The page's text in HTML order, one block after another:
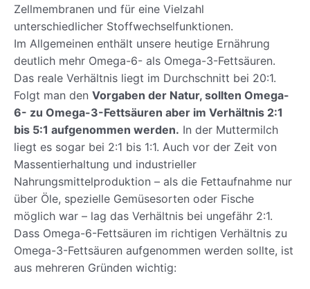
Zellmembranen und für eine Vielzahl
unterschiedlicher Stoffwechselfunktionen.
Im Allgemeinen enthält unsere heutige Ernährung
deutlich mehr Omega-6- als Omega-3-Fettsäuren.
Das reale Verhältnis liegt im Durchschnitt bei 20:1.
Folgt man den Vorgaben der Natur, sollten Omega-
6- zu Omega-3-Fettsäuren aber im Verhältnis 2:1
bis 5:1 aufgenommen werden. In der Muttermilch
liegt es sogar bei 2:1 bis 1:1. Auch vor der Zeit von
Massentierhaltung und industrieller
Nahrungsmittelproduktion – als die Fettaufnahme nur
über Öle, spezielle Gemüsesorten oder Fische
möglich war – lag das Verhältnis bei ungefähr 2:1.
Dass Omega-6-Fettsäuren im richtigen Verhältnis zu
Omega-3-Fettsäuren aufgenommen werden sollte, ist
aus mehreren Gründen wichtig: